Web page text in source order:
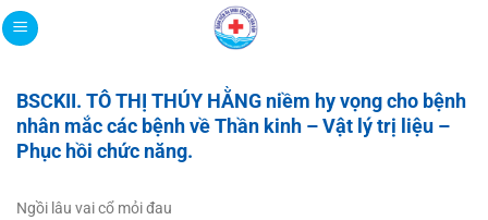
Bỏ
qua
dung
BSCKII. TÔ THỊ THÚY HẰNG niềm hy vọng cho bệnh
nhân mắc các bệnh về Thần kinh – Vật lý trị liệu –
Phục hồi chức năng.
Ngồi lâu vai cổ mỏi đau